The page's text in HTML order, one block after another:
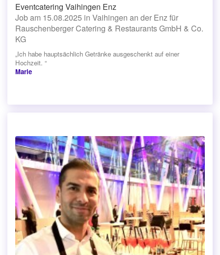
Eventcatering Vaihingen Enz
Job am 15.08.2025 in Vaihingen an der Enz für
Rauschenberger Catering & Restaurants GmbH & Co.
KG
„Ich habe hauptsächlich Getränke ausgeschenkt auf einer
Hochzeit. “
Marie